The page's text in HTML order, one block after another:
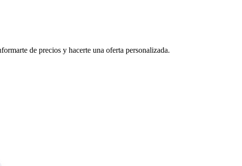
de precios y hacerte una oferta personalizada.